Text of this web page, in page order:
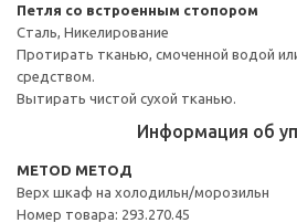
Петля со встроенным стопором
Сталь, Никелирование
Протирать тканью, смоченной водой
средством.
Вытирать чистой сухой тканью.
Информация об
METOD МЕТОД
Верх шкаф на холодильн/морозильн
Номер товара: 293.270.45